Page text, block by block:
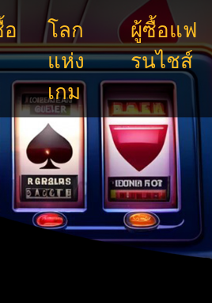
โลก
แห่ง
เกม
ผู้ซื้อแฟ
รนไชส์